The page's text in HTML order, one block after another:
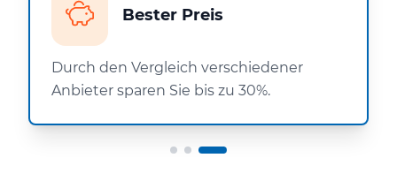
Bester Preis
Durch den Vergleich verschiedener
Anbieter sparen Sie bis zu 30%.